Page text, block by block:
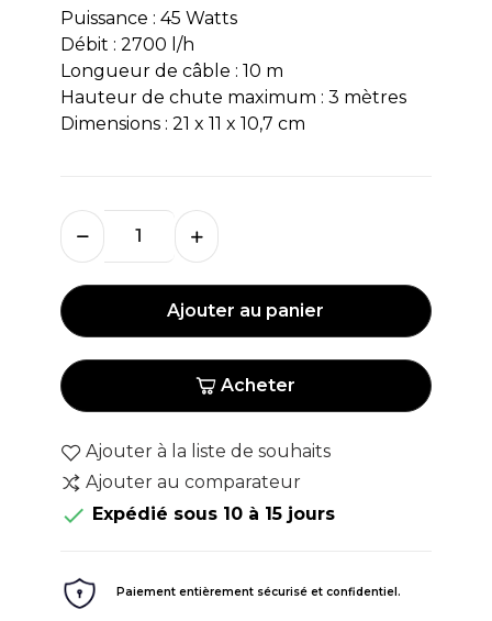
Puissance : 45 Watts
Débit : 2700 l/h
Longueur de câble : 10 m
Hauteur de chute maximum : 3 mètres
Dimensions : 21 x 11 x 10,7 cm
Ajouter au panier
Acheter
Ajouter à la liste de souhaits
Ajouter au comparateur
 Expédié sous 10 à 15 jours
Paiement entièrement sécurisé et confidentiel.